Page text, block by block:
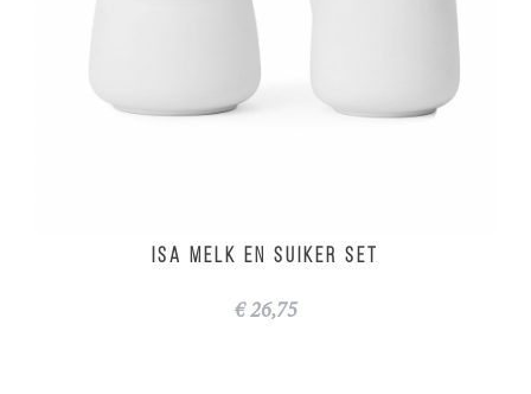
ISA melk en suiker set
€ 26,75